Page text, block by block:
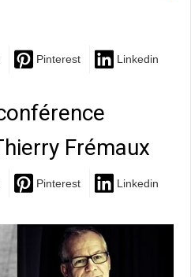
Pinterest Linkedin
Frémaux
Pinterest Linkedin